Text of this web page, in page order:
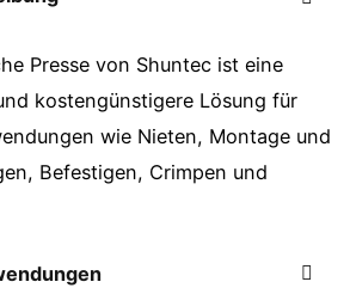
Presse von Shuntec ist eine
kostengünstigere Lösung für
wie Nieten, Montage und
Befestigen, Crimpen und